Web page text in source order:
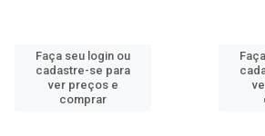
Faça seu login ou
cadastre-se para
ver preços e
comprar